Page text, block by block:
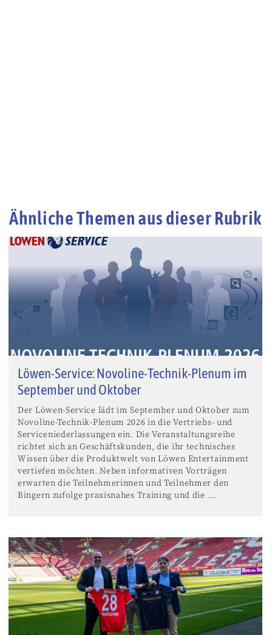
Ähnliche Themen aus dieser Rubrik
Löwen-Service: Novoline-Technik-Plenum im
September und Oktober
Der Löwen-Service lädt im September und Oktober zum
Novoline-Technik-Plenum 2026 in die Vertriebs- und
Serviceniederlassungen ein. Die Veranstaltungsreihe
richtet sich an Geschäftskunden, die ihr technisches
Wissen über die Produktwelt von Löwen Entertainment
vertiefen möchten. Neben informativen Vorträgen
erwarten die Teilnehmerinnen und Teilnehmer den
Bingern zufolge praxisnahes Training und die ...